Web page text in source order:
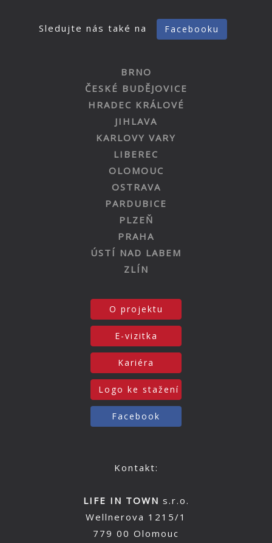
Sledujte nás také na Facebooku
BRNO
ČESKÉ BUDĚJOVICE
HRADEC KRÁLOVÉ
JIHLAVA
KARLOVY VARY
LIBEREC
OLOMOUC
OSTRAVA
PARDUBICE
PLZEŇ
PRAHA
ÚSTÍ NAD LABEM
ZLÍN
O projektu
E-vizitka
Kariéra
Logo ke stažení
Facebook
Kontakt:
LIFE IN TOWN s.r.o.
Wellnerova 1215/1
779 00 Olomouc